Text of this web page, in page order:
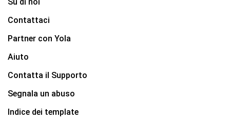
Contattaci
Partner con Yola
Aiuto
Contatta il Supporto
Segnala un abuso
Indice dei template